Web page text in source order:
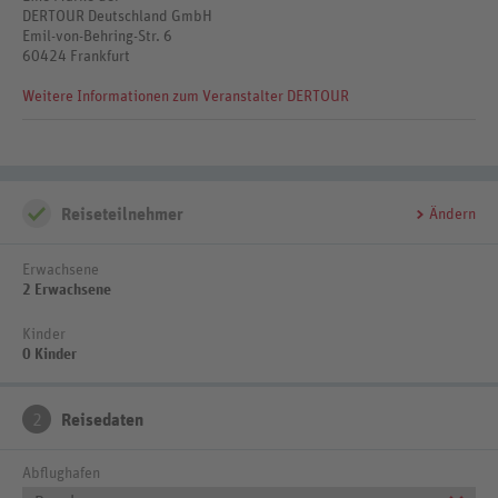
1 Pool: Relaxpool, nur für Erwachsene, Süßwasser, Sonnenschirme,
Liegen, Badetuch
DERTOUR Deutschland GmbH
Emil-von-Behring-Str. 6
60424 Frankfurt
Weitere Informationen zum Veranstalter DERTOUR
Reiseteilnehmer Ändern
Erwachsene
2 Erwachsene
Kinder
0 Kinder
2 Reisedaten
Abflughafen